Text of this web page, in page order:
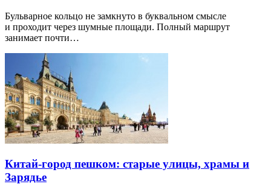
Бульварное кольцо не замкнуто в буквальном смысле
и проходит через шумные площади. Полный маршрут
занимает почти…
Китай-город пешком: старые улицы, храмы и
Зарядье